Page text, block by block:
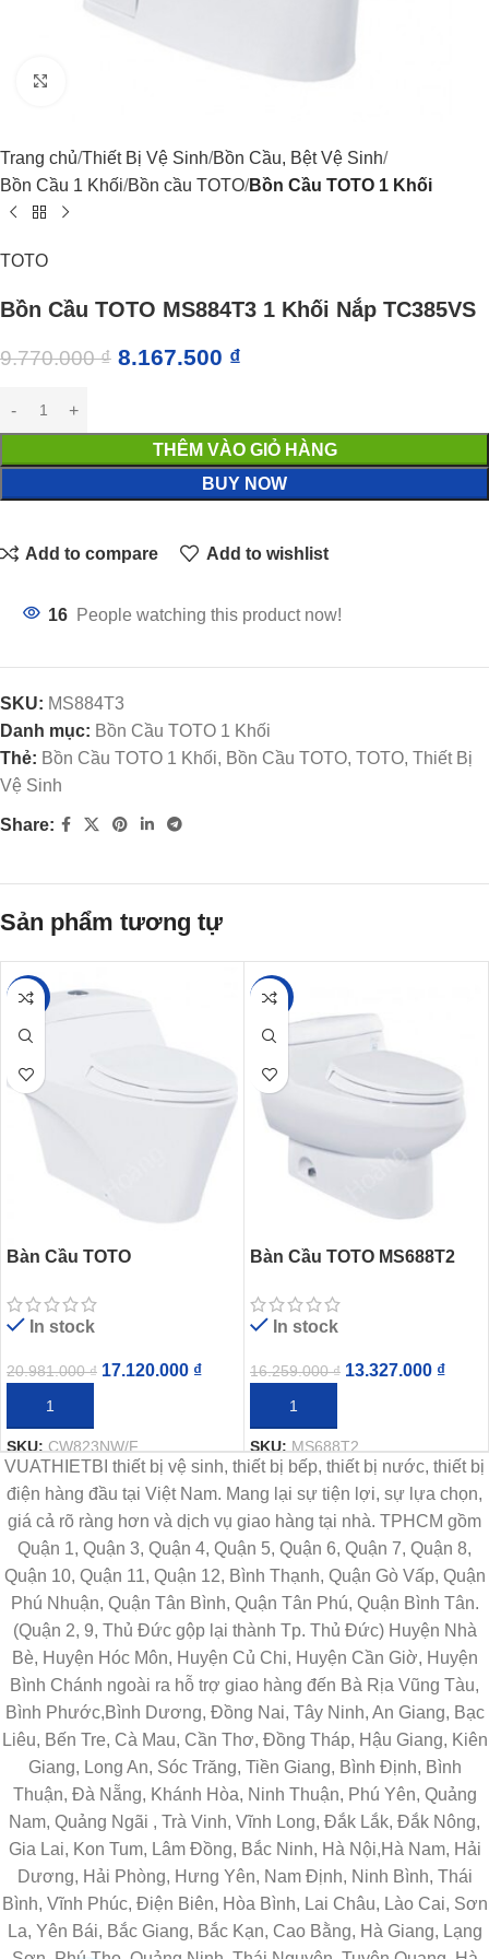
Trang chủ Thiết Bị Vệ Sinh Bồn Cầu, Bệt Vệ Sinh
Bồn Cầu 1 Khối Bồn cầu TOTO Bồn Cầu TOTO 1 Khối
TOTO
Bồn Cầu TOTO MS884T3 1 Khối Nắp TC385VS
9.770.000₫ 8.167.500 ₫
THÊM VÀO GIỎ HÀNG
BUY NOW
Add to compare Add to wishlist
16 People watching this product now!
SKU: MS884T3
Danh mục: Bồn Cầu TOTO 1 Khối
Thẻ: Bồn Cầu TOTO 1 Khối, Bồn Cầu TOTO, TOTO, Thiết Bị
Vệ Sinh
Share:
Sản phẩm tương tự
-18%
Bàn Cầu TOTO
TC393VS
In stock
20.981.000₫ 17.120.000 ₫
THÊM VÀO GIỎ HÀNG
SKU:CW823NW/F
-18%
Bàn Cầu TOTO MS688T2
In stock
16.259.000₫ 13.327.000 ₫
THÊM VÀO GIỎ HÀNG
SKU:MS688T2
VUATHIETBI thiết bị vệ sinh, thiết bị bếp, thiết bị nước, thiết bị
điện hàng đầu tại Việt Nam. Mang lại sự tiện lợi, sự lựa chọn,
giá cả rõ ràng hơn và dịch vụ giao hàng tại nhà. TPHCM gồm
Quận 1, Quận 3, Quận 4, Quận 5, Quận 6, Quận 7, Quận 8,
Quận 10, Quận 11, Quận 12, Bình Thạnh, Quận Gò Vấp, Quận
Phú Nhuận, Quận Tân Bình, Quận Tân Phú, Quận Bình Tân.
(Quận 2, 9, Thủ Đức gộp lại thành Tp. Thủ Đức) Huyện Nhà
Bè, Huyện Hóc Môn, Huyện Củ Chi, Huyện Cần Giờ, Huyện
Bình Chánh ngoài ra hỗ trợ giao hàng đến Bà Rịa Vũng Tàu,
Bình Phước,Bình Dương, Đồng Nai, Tây Ninh, An Giang, Bạc
Liêu, Bến Tre, Cà Mau, Cần Thơ, Đồng Tháp, Hậu Giang, Kiên
Giang, Long An, Sóc Trăng, Tiền Giang, Bình Định, Bình
Thuận, Đà Nẵng, Khánh Hòa, Ninh Thuận, Phú Yên, Quảng
Nam, Quảng Ngãi , Trà Vinh, Vĩnh Long, Đắk Lắk, Đắk Nông,
Gia Lai, Kon Tum, Lâm Đồng, Bắc Ninh, Hà Nội,Hà Nam, Hải
Dương, Hải Phòng, Hưng Yên, Nam Định, Ninh Bình, Thái
Bình, Vĩnh Phúc, Điện Biên, Hòa Bình, Lai Châu, Lào Cai, Sơn
La, Yên Bái, Bắc Giang, Bắc Kạn, Cao Bằng, Hà Giang, Lạng